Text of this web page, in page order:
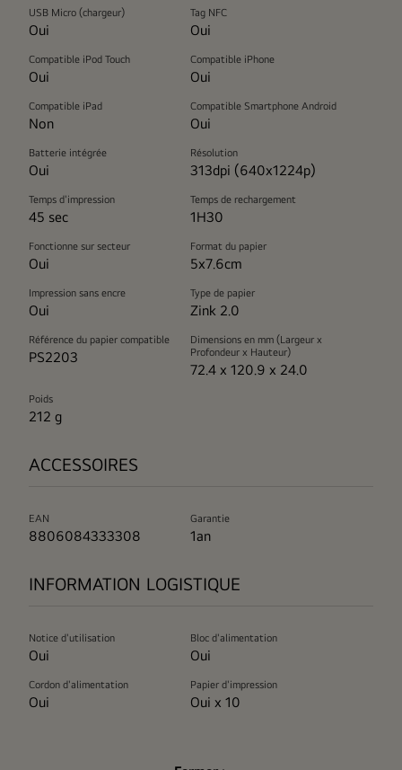
USB Micro (chargeur)
Oui
Tag NFC
Oui
Compatible iPod Touch
Oui
Compatible iPhone
Oui
Compatible iPad
Non
Compatible Smartphone Android
Oui
Batterie intégrée
Oui
Résolution
313dpi (640x1224p)
Temps d'impression
45 sec
Temps de rechargement
1H30
Fonctionne sur secteur
Oui
Format du papier
5x7.6cm
Impression sans encre
Oui
Type de papier
Zink 2.0
Référence du papier compatible
PS2203
Dimensions en mm (Largeur x
Profondeur x Hauteur)
72.4 x 120.9 x 24.0
Poids
212 g
ACCESSOIRES
EAN
8806084333308
Garantie
1an
INFORMATION LOGISTIQUE
Notice d'utilisation
Oui
Bloc d'alimentation
Oui
Cordon d'alimentation
Oui
Papier d'impression
Oui x 10